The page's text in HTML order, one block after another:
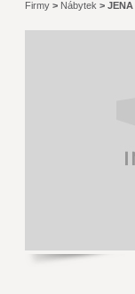
Firmy > Nábytek > JENA